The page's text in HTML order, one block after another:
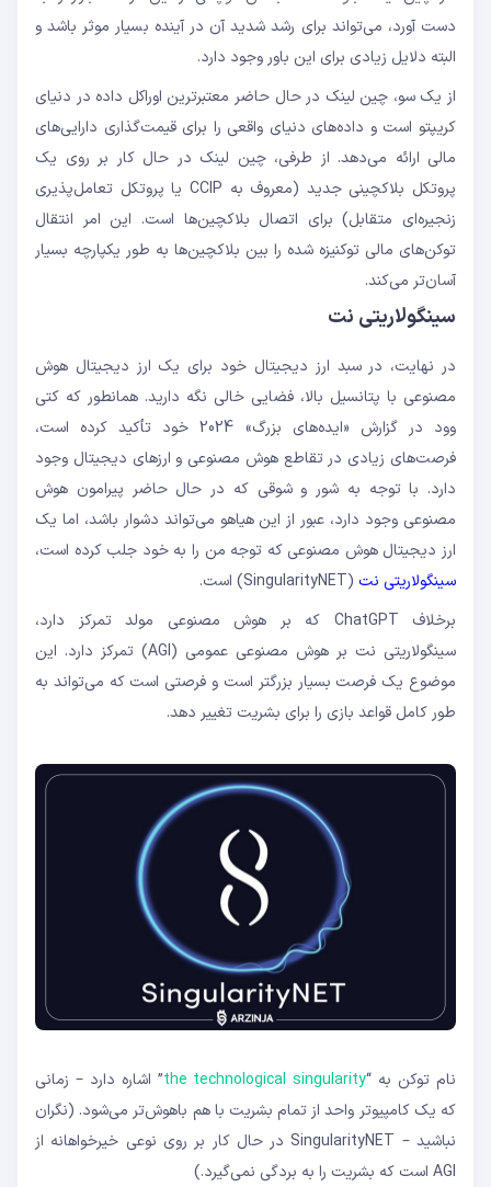
دست آورد، می‌تواند برای رشد شدید آن در آینده بسیار موثر باشد و
البته دلایل زیادی برای این باور وجود دارد.
از یک سو، چین لینک در حال حاضر معتبرترین اوراکل داده در دنیای
کریپتو است و داده‌های دنیای واقعی را برای قیمت‌گذاری دارایی‌های
مالی ارائه می‌دهد. از طرفی، چین لینک در حال کار بر روی یک
پروتکل بلاکچینی جدید (معروف به CCIP یا پروتکل تعامل‌‌پذیری
زنجیره‌ای متقابل) برای اتصال بلاکچین‌ها است. این امر انتقال
توکن‌های مالی توکنیزه شده را بین بلاکچین‌ها به طور یکپارچه بسیار
آسان‌تر می‌کند.
سینگولاریتی نت
در نهایت، در سبد ارز دیجیتال خود برای یک ارز دیجیتال هوش
مصنوعی با پتانسیل بالا، فضایی خالی نگه دارید. همانطور که کتی
وود در گزارش «ایده‌های بزرگ» 2024 خود تأکید کرده است،
فرصت‌های زیادی در تقاطع هوش مصنوعی و ارزهای دیجیتال وجود
دارد. با توجه به شور و شوقی که در حال حاضر پیرامون هوش
مصنوعی وجود دارد، عبور از این هیاهو می‌تواند دشوار باشد، اما یک
ارز دیجیتال هوش مصنوعی که توجه من را به خود جلب کرده است،
سینگولاریتی نت (SingularityNET) است.
برخلاف ChatGPT که بر هوش مصنوعی مولد تمرکز دارد،
سینگولاریتی نت بر هوش مصنوعی عمومی (AGI) تمرکز دارد. این
موضوع یک فرصت بسیار بزرگتر است و فرصتی است که می‌تواند به
طور کامل قواعد بازی را برای بشریت تغییر دهد.
نام توکن به “the technological singularity” اشاره دارد – زمانی
که یک کامپیوتر واحد از تمام بشریت با هم باهوش‌تر می‌شود. (نگران
نباشید – SingularityNET در حال کار بر روی نوعی خیرخواهانه از
AGI است که بشریت را به بردگی نمی‌گیرد.)